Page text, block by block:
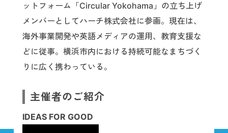
ットフォーム「Circular Yokohama」の立ち上げ
メンバーとしてハーチ株式会社に参画。現在は、
海外事業開発や英語メディアの運用、教育支援な
どに従事。横浜市内における持続可能なまちづく
りに広く携わっている。
主催者のご紹介
IDEAS FOR GOOD